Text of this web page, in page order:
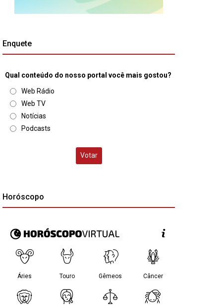
Enquete
Qual conteúdo do nosso portal você mais gostou?
Web Rádio
Web TV
Notícias
Podcasts
Votar
Horóscopo